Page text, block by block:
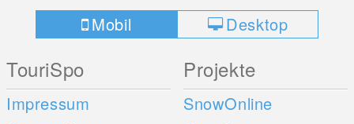
Mobil Desktop
TouriSpo
Impressum
Projekte
SnowOnline